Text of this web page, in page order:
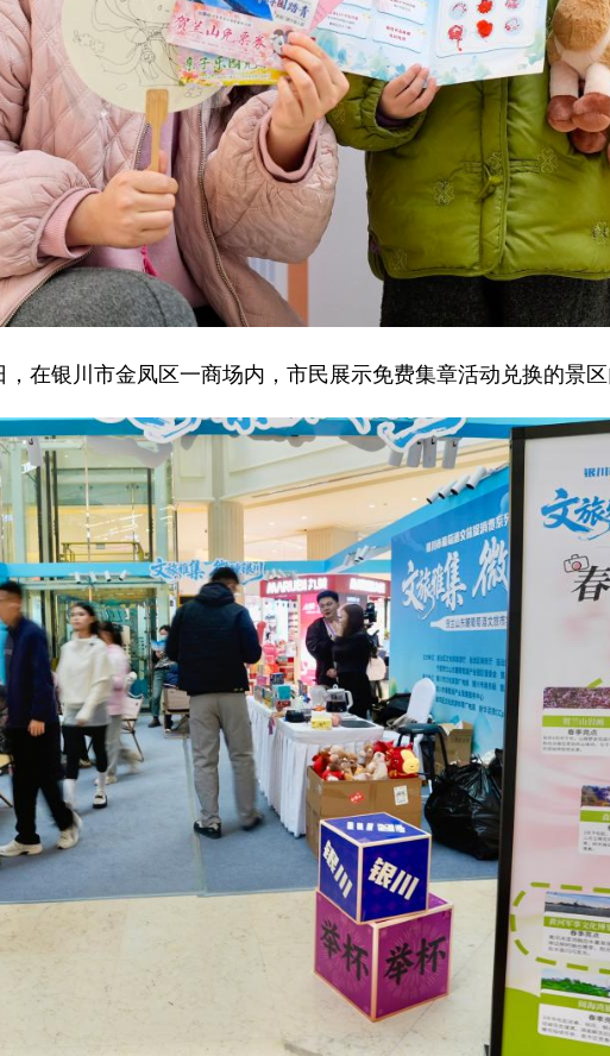
，在银川市金凤区一商场内，市民展示免费集章活动兑换的景